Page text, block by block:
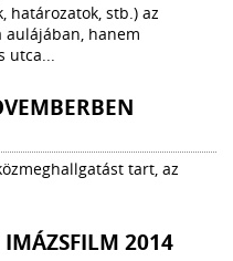
határozatok, stb.) az
aulájában, hanem
tart, az
IMÁZSFILM 2014